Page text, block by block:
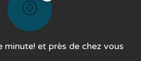
minute! et près de chez vous